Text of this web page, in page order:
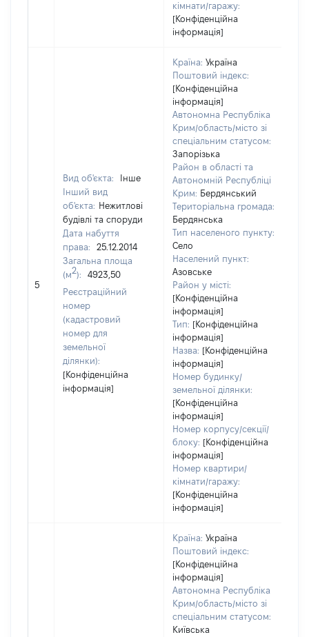
кімнати/гаражу:
[Конфіденційна
інформація]
5
Вид об'єкта:
Інше
Інший вид
об'єкта: Нежитлові
будівлі та споруди
Дата набуття
права:
25.12.2014
Загальна площа
(м2):
4923,50
Реєстраційний
номер
(кадастровий
номер для
земельної
ділянки):
[Конфіденційна
інформація]
Країна: Україна
Поштовий індекс:
[Конфіденційна
інформація]
Автономна Республіка
Крим/область/місто зі
спеціальним статусом:
Запорізька
Район в області та
Автономній Республіці
Крим: Бердянський
Територіальна громада:
Бердянська
Тип населеного пункту:
Село
Населений пункт:
Азовське
Район у місті:
[Конфіденційна
інформація]
Тип: [Конфіденційна
інформація]
Назва: [Конфіденційна
інформація]
Номер будинку/
земельної ділянки:
[Конфіденційна
інформація]
Номер корпусу/секції/
блоку: [Конфіденційна
інформація]
Номер квартири/
кімнати/гаражу:
[Конфіденційна
інформація]
Країна: Україна
Поштовий індекс:
[Конфіденційна
інформація]
Автономна Республіка
Крим/область/місто зі
спеціальним статусом:
Київська